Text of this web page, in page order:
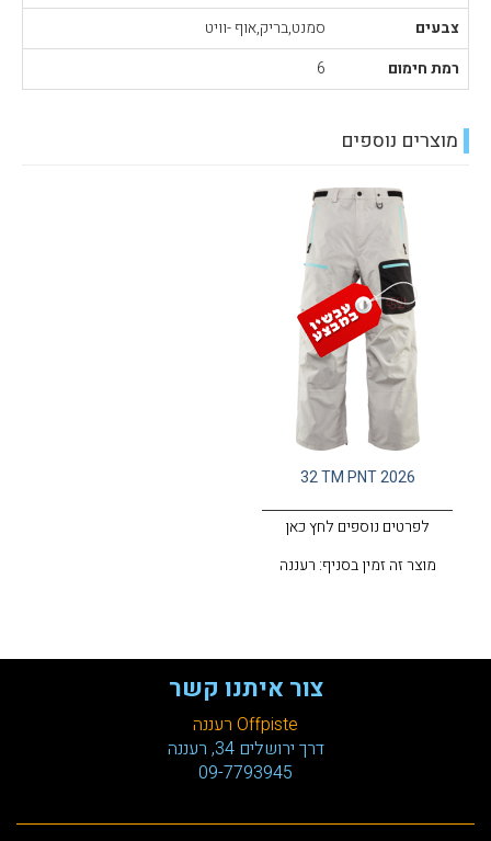
צבעים
סמנט,בריק,אוף -וויט
רמת חימום
6
מוצרים נוספים
32 TM PNT 2026
לפרטים נוספים לחץ כאן
מוצר זה זמין בסניף: רעננה
צור איתנו קשר
Offpiste רעננה
דרך ירושלים 34, רעננה
09-7793945